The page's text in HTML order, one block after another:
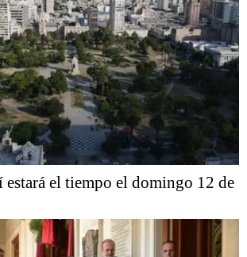
estará el tiempo el domingo 12 de